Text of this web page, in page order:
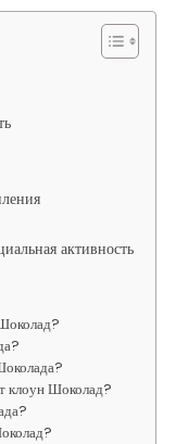
активность
клоун Шоколад?